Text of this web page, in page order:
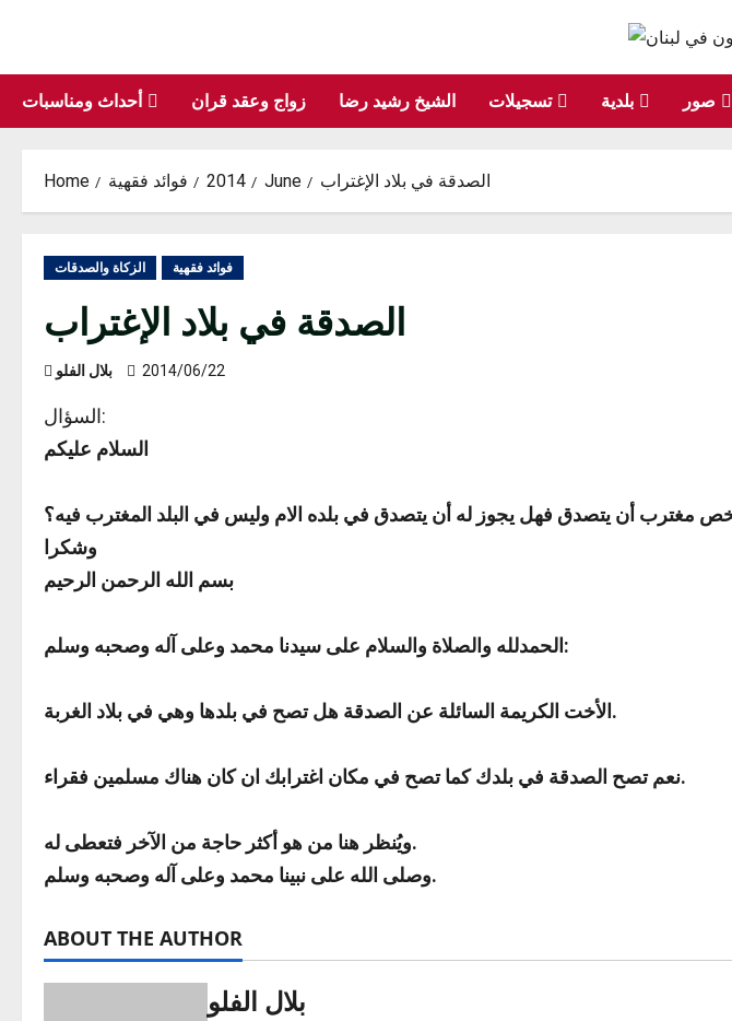
content
أحداث ومناسبات زواج وعقد قران الشيخ رشيد رضا تسجيلات بلدية صور
Home فوائد فقهية 2014 June الصدقة في بلاد الإغتراب
الزكاة والصدقات فوائد فقهية
الصدقة في بلاد الإغتراب
بلال الفلو 2014/06/22
السؤال:
السلام عليكم
مغترب أن يتصدق فهل يجوز له أن يتصدق في بلده الام وليس في البلد المغترب فيه؟
وشكرا
بسم الله الرحمن الرحيم
الحمدلله والصلاة والسلام على سيدنا محمد وعلى آله وصحبه وسلم:
الأخت الكريمة السائلة عن الصدقة هل تصح في بلدها وهي في بلاد الغربة.
نعم تصح الصدقة في بلدك كما تصح في مكان اغترابك ان كان هناك مسلمين فقراء.
ويُنظر هنا من هو أكثر حاجة من الآخر فتعطى له.
وصلى الله على نبينا محمد وعلى آله وصحبه وسلم.
ABOUT THE AUTHOR
بلال الفلو